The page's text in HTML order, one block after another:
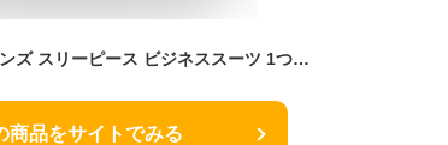
FOMANSH スーツ メンズ スリーピース ビジネススーツ 1つボタン ストライプ柄 スリム 礼服 結婚式 卒業式
商品をサイトでみる